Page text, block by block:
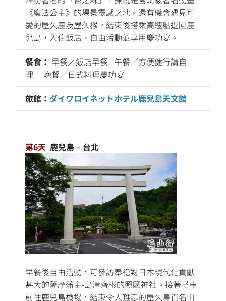
《魔法公主》的場景靈感之地。還有機會遇見可
愛的屋久鹿及屋久猴。結束後搭乘高速船返回鹿
兒島，入住飯店，自由活動並享用慶功宴。
餐食： 早餐／飯店早餐 午餐／方便健行請自
理 晚餐／日式料理慶功宴
旅館： ダイワロイネットホテル鹿兒島天文館
第6天 鹿兒島 – 台北
早餐後自由活動，可參訪奉祀對日本現代化貢獻
甚大的薩摩藩主-島津齊彬的照國神社。接著搭車
前往鹿兒島機場，結束令人難忘的屋久島百名山